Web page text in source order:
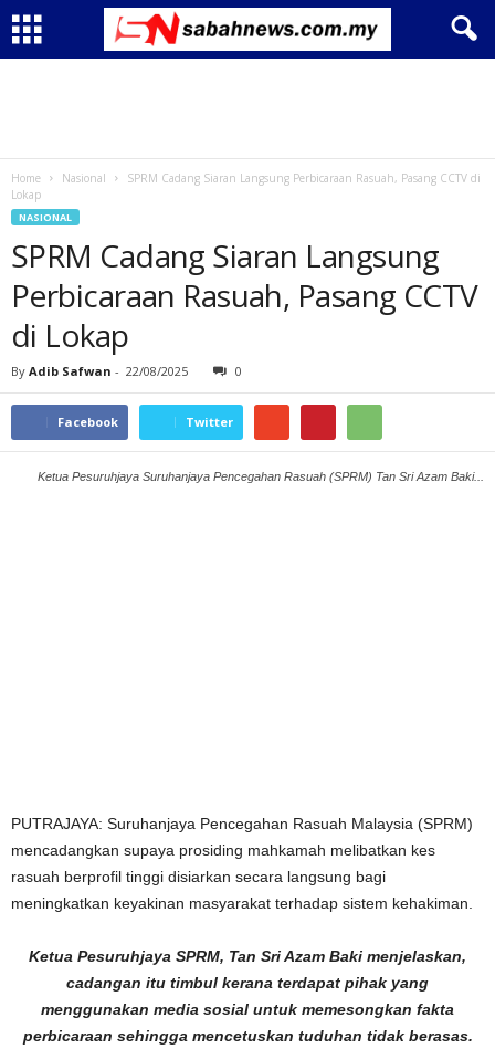
Home Nasional
SPRM Cadang Siaran Langsung Perbicaraan Rasuah, Pasang CCTV di
Lokap
NASIONAL
SPRM Cadang Siaran Langsung
Perbicaraan Rasuah, Pasang CCTV
di Lokap
By Adib Safwan - 22/08/2025 0
Facebook Twitter
Ketua Pesuruhjaya Suruhanjaya Pencegahan Rasuah (SPRM) Tan Sri Azam Baki...
PUTRAJAYA: Suruhanjaya Pencegahan Rasuah Malaysia (SPRM)
mencadangkan supaya prosiding mahkamah melibatkan kes
rasuah berprofil tinggi disiarkan secara langsung bagi
meningkatkan keyakinan masyarakat terhadap sistem kehakiman.
Ketua Pesuruhjaya SPRM, Tan Sri Azam Baki menjelaskan,
cadangan itu timbul kerana terdapat pihak yang
menggunakan media sosial untuk memesongkan fakta
perbicaraan sehingga mencetuskan tuduhan tidak berasas.